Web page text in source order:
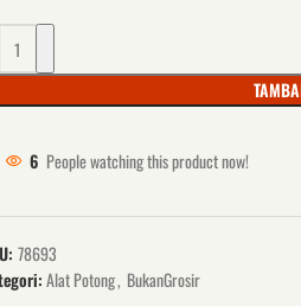
6 People watching this product now!
78693
Alat Potong, BukanGrosir